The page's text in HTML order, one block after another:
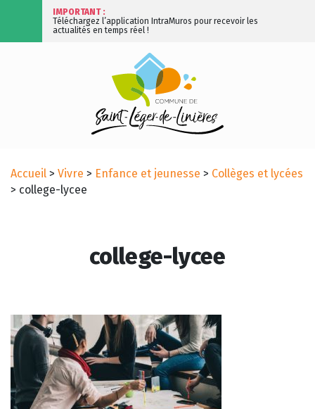
IMPORTANT :
Téléchargez l’application IntraMuros pour recevoir les
actualités en temps réel !
Accueil > Vivre > Enfance et jeunesse > Collèges et lycées
> college-lycee
college-lycee